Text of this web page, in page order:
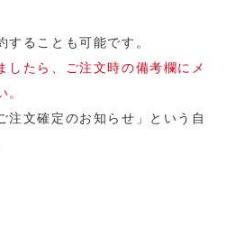
ることも可能です。
したら、ご注文時の備考欄にメ
。
注文確定のお知らせ」という自